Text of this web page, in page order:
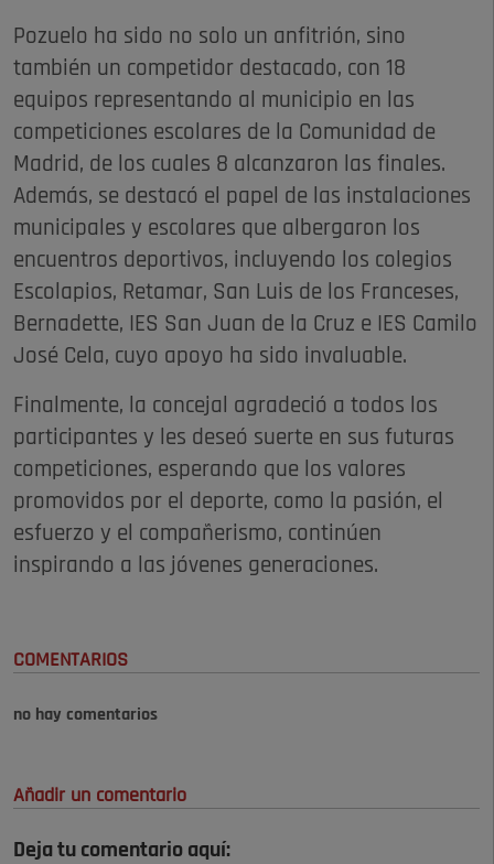
Pozuelo ha sido no solo un anfitrión, sino
también un competidor destacado, con 18
equipos representando al municipio en las
competiciones escolares de la Comunidad de
Madrid, de los cuales 8 alcanzaron las finales.
Además, se destacó el papel de las instalaciones
municipales y escolares que albergaron los
encuentros deportivos, incluyendo los colegios
Escolapios, Retamar, San Luis de los Franceses,
Bernadette, IES San Juan de la Cruz e IES Camilo
José Cela, cuyo apoyo ha sido invaluable.
Finalmente, la concejal agradeció a todos los
participantes y les deseó suerte en sus futuras
competiciones, esperando que los valores
promovidos por el deporte, como la pasión, el
esfuerzo y el compañerismo, continúen
inspirando a las jóvenes generaciones.
COMENTARIOS
no hay comentarios
Añadir un comentario
Deja tu comentario aquí: